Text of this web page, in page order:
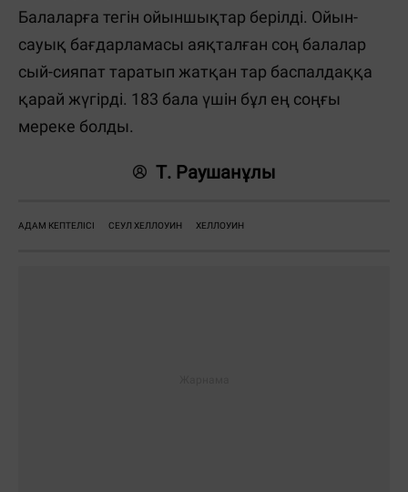
Балаларға тегін ойыншықтар берілді. Ойын-
сауық бағдарламасы аяқталған соң балалар
сый-сияпат таратып жатқан тар баспалдаққа
қарай жүгірді. 183 бала үшін бұл ең соңғы
мереке болды.
Т. Раушанұлы
АДАМ КЕПТЕЛІСІ СЕУЛ ХЕЛЛОУИН ХЕЛЛОУИН